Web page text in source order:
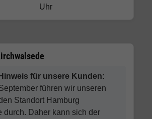
Uhr
für unsere Kunden:
führen wir unseren
Standort Hamburg
durch. Daher kann sich der